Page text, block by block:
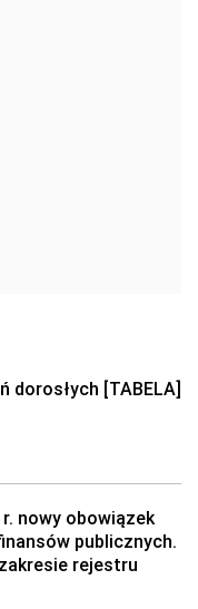
dorosłych [TABELA]
nowy obowiązek
publicznych.
rejestru